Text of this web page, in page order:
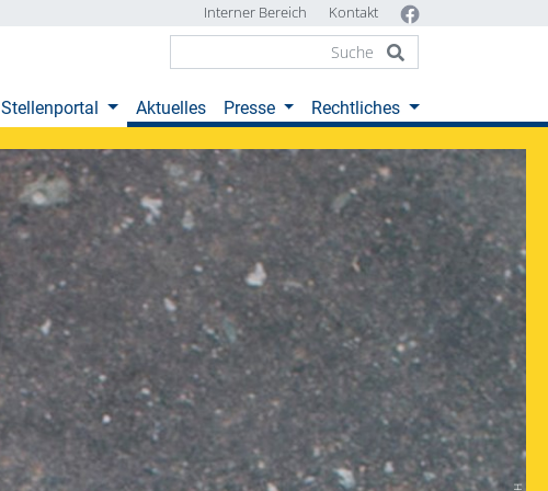
Interner Bereich Kontakt
Stellenportal (current)Aktuelles Presse Rechtliches